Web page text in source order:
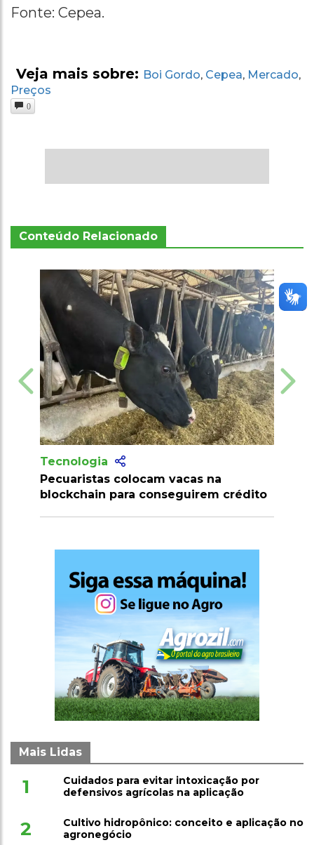
Fonte: Cepea.
Veja mais sobre: Boi Gordo, Cepea, Mercado,
Preços
0
Conteúdo Relacionado
Tecnologia
Pecuaristas colocam vacas na
blockchain para conseguirem crédito milhões
Mais Lidas
1
Cuidados para evitar intoxicação por
defensivos agrícolas na aplicação
2
Cultivo hidropônico: conceito e aplicação no
agronegócio